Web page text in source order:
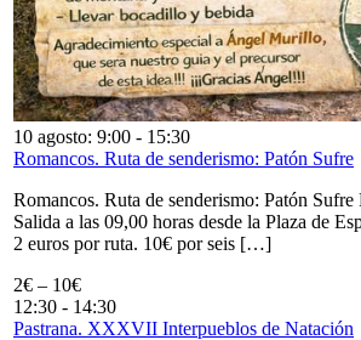
10 agosto: 9:00 - 15:30
Romancos. Ruta de senderismo: Patón Sufre
Romancos. Ruta de senderismo: Patón Sufre
Salida a las 09,00 horas desde la Plaza de
2 euros por ruta. 10€ por seis […]
2€ – 10€
12:30 - 14:30
Pastrana. XXXVII Interpueblos de Natación